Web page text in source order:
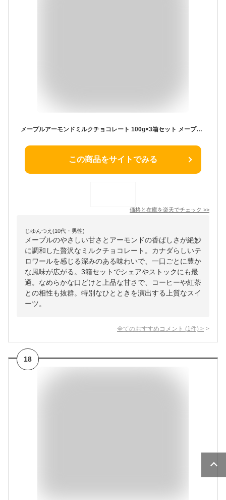
メープルアーモンドミルクチョコレート 100g×3箱セット メープルテラー Maple Terroir Milk Chocolate カナダ テロワール 海外 輸入食品 別送 夏季クール
この商品をサイトでみる
価格と在庫を楽天でチェック >>
じゆんつえ(10代・男性)
メープルのやさしい甘さとアーモンドの香ばしさが絶妙
に調和した贅沢なミルクチョコレート。カナダらしいテ
ロワールを感じる深みのある味わいで、一口ごとに豊か
な風味が広がる。3箱セットでシェアやストックにも最
適。なめらかな口どけと上品な甘さで、コーヒーや紅茶
との相性も抜群。特別なひとときを演出する上質なスイ
ーツ。
全てのおすすめコメント (1 件) >
18